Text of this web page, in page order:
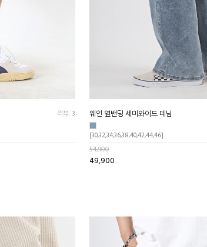
리뷰: 3 웨인 옆밴딩 세미와이드 데님
[30,32,34,36,38,40,42,44,46]
54,900
49,900